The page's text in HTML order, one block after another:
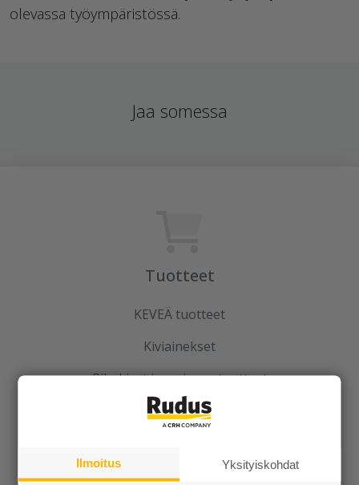
olevassa työympäristössä.
Jaa somessa
Tuotteet
KEVEÄ tuotteet
Kiviainekset
Pihakivet ja maisematuotteet
Betoni
Infraelementit
Ilmoitus Yksityiskohdat